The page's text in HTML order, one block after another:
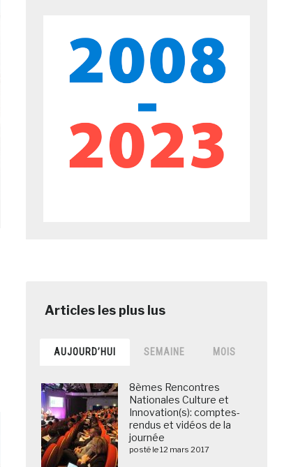
AUJOURD’HUI SEMAINE MOIS
8èmes Rencontres
Nationales Culture et
Innovation(s): comptes-
rendus et vidéos de la
journée
posté le 12 mars 2017